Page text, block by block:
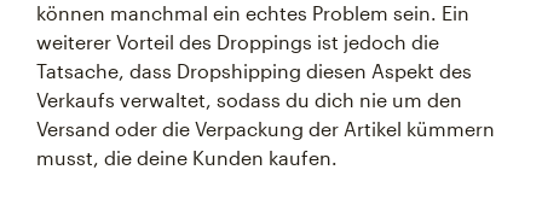
können manchmal ein echtes Problem sein. Ein
weiterer Vorteil des Droppings ist jedoch die
Tatsache, dass Dropshipping diesen Aspekt des
Verkaufs verwaltet, sodass du dich nie um den
Versand oder die Verpackung der Artikel kümmern
musst, die deine Kunden kaufen.